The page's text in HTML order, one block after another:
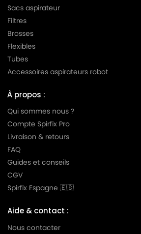
Sacs aspirateur
Filtres
Brosses
Flexibles
Tubes
Accessoires aspirateurs robot
À propos :
Qui sommes nous ?
Compte Spirfix Pro
Livraison & retours
FAQ
Guides et conseils
CGV
Spirfix Espagne 🇪🇸
Aide & contact :
Nous contacter